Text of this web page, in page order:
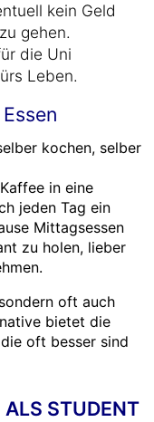
kein Geld
gehen.
die Uni
Leben.
kochen, selber
in eine
jeden Tag ein
Mittagsessen
zu holen, lieber
oft auch
bietet die
oft besser sind
ALS STUDENT